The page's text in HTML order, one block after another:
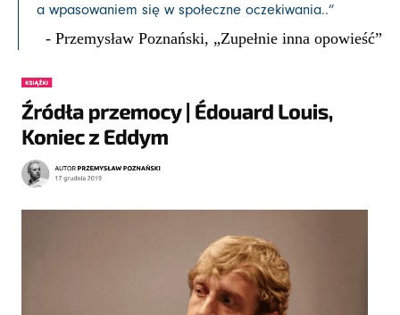
a wpasowaniem się w społeczne oczekiwania..”
- Przemysław Poznański, „Zupełnie inna opowieść”